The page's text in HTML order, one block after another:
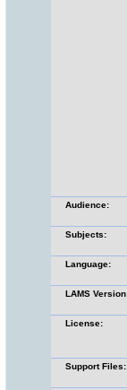
Audience:
Subjects:
Language:
LAMS
License:
Support Files: